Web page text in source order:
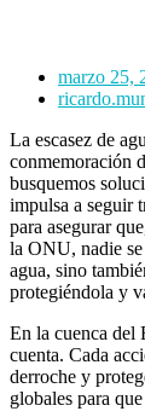
marzo 25,
La escasez de
conmemoración
busquemos
impulsa a seguir
para asegurar
la ONU, nadie se
agua, sino
protegiéndola y
En la cuenca del
cuenta. Cada
derroche y
globales para